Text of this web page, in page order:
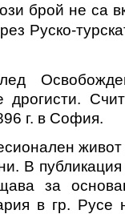
брой не са
Руско-
дрогисти.
г. в София.
В
за
в гр.